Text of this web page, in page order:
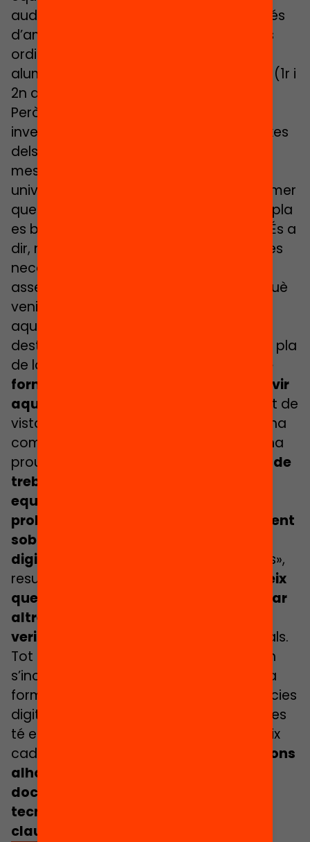
audiovisuals) als centres catalans. A més
d’ampliar en 100.000 la dotació de nous
ordinadors portàtils, la majoria per a
alumnes del primer cicle de secundària (1r i
2n d’ESO).
Però, com s’està gestionant aquesta
inversió milionària? D’on venen les queixes
dels docents? Per Marga Romartínez,
mestra i responsable d’educació no
universitària de CCOO Catalunya, el primer
que cal tenir en compte és que aquest pla
es basa «en un fons finalista europeu». És a
dir, no és un projecte que respongui a les
necessitats directes dels centres,
assegura. «S’estan portant equips perquè
venien diners d’Europa. I perquè si no
aquests diners es perdien». Romartínez
destaca dues falles principals a l’actual pla
de la conselleria. El primer, la
manca de
formació entre els docents per fer servir
aquests equips
, no només des del punt de
vista tècnic, sinó també pedagògic. «S’ha
començat a fer formació, però no n’hi ha
prou», assegura. I
el segon és el volum de
treball que implica la reparació dels
equips
problemes cauen avui dia principalment
sobre les espatlles dels coordinadors
digitals
. «Es passen el dia apagant focs»,
resumeix Romartínez,
cosa que impedeix
que dediquin temps de treball a formar
altres docents sobre com treure
veritable partit
a aquests equips digitals.
Tot i que, dins de l’estratègia del Govern
s’inclouen partides específiques per a la
formació del professorat en competències
digitals, aquesta docent critica que no es
té en compte la formació de què parteix
cada professor. «
S’estan fent formacions
alhora que arriben els equips. Cada
docent parteix d’uns coneixements
tecnològics molt diferents. En un
claustre, et trobes de tot